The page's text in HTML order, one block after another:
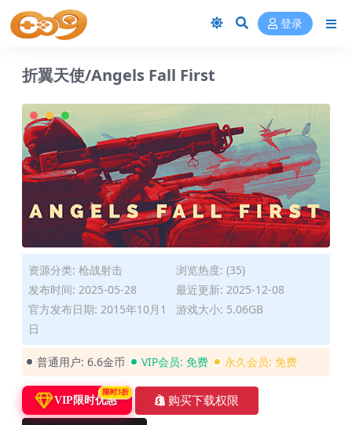
登录
折翼天使/Angels Fall First
资源分类: 枪战射击
浏览热度: (35)
发布时间: 2025-05-28
最近更新: 2025-12-08
官方发布日期: 2015年10月1
日
游戏大小: 5.06GB
普通用户: 6.6金币 VIP会员: 免费 永久会员: 免费
VIP限时优惠
限时3折
购买下载权限